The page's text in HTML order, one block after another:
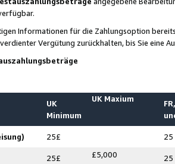
Informationen für die Zahlungsoption
Vergütung zurückhalten, bis Sie
UK
Minimum
UK Maxium
25£ 25
25£ £5,000 25